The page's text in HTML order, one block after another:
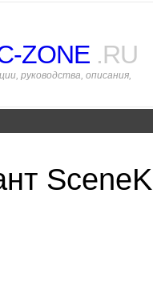
ZONE .RU
руководства, описания,